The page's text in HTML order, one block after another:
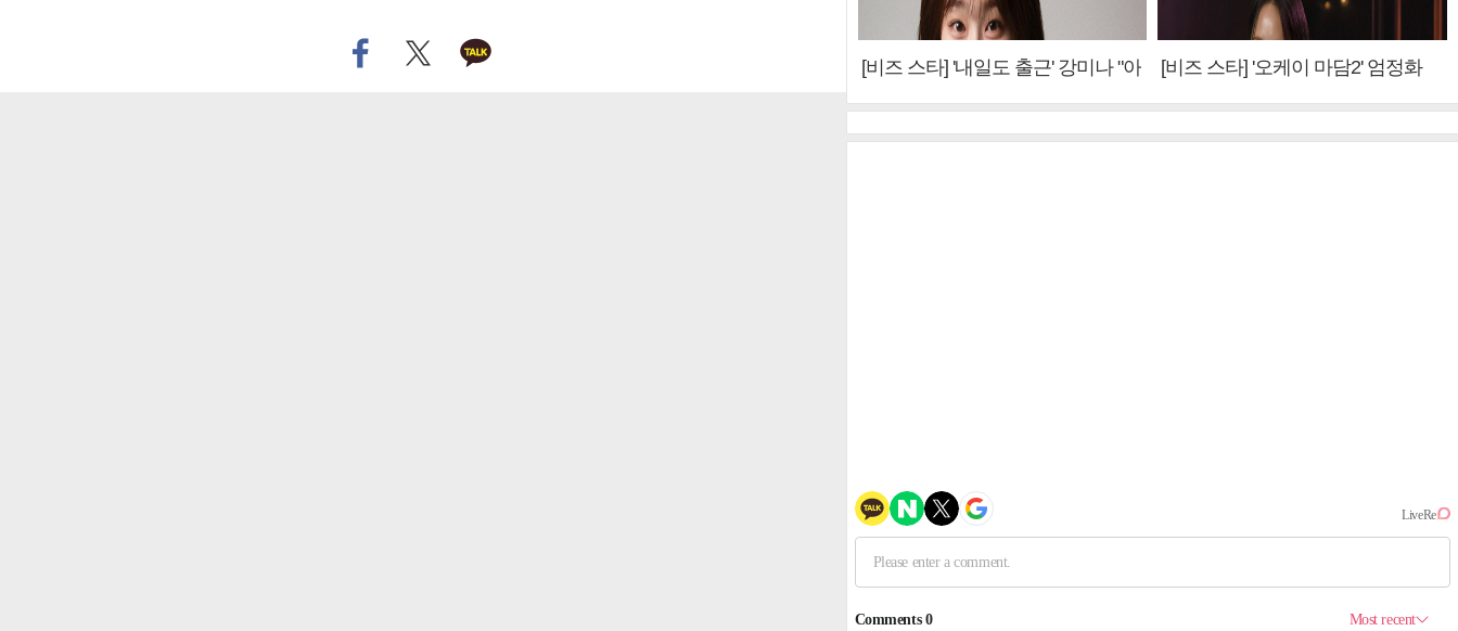
[비즈 스타] '내일도 출근' 강미나 "아
[비즈 스타] '오케이 마담2' 엄정화